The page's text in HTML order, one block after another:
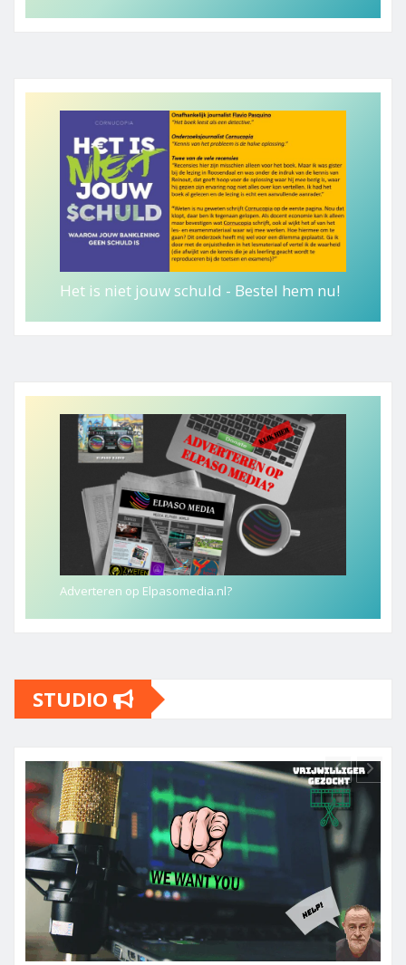
Het is niet jouw schuld - Bestel hem nu!
Adverteren op Elpasomedia.nl?
STUDIO